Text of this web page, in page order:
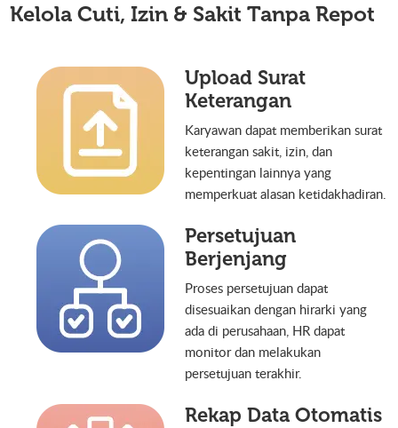
Kelola Cuti, Izin & SakitTanpa Repot
Upload Surat
Keterangan
Karyawan dapat memberikan surat
keterangan sakit, izin, dan
kepentingan lainnya yang
memperkuat alasan ketidakhadiran.
Persetujuan
Berjenjang
Proses persetujuan dapat
disesuaikan dengan hirarki yang
ada di perusahaan, HR dapat
monitor dan melakukan
persetujuan terakhir.
Rekap Data Otomatis